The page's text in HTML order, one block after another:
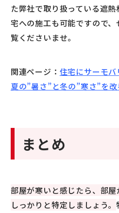
た弊社で取り扱っている遮
宅への施工も可能ですので
覧くださいませ。
関連ページ： 住宅にサーモバ
夏の”暑さ”と冬の”寒さ”を
まとめ
部屋が寒いと感じたら、部
しっかりと特定しましょう。